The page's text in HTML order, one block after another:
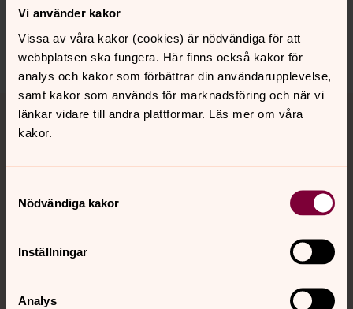
Vi använder kakor
Vissa av våra kakor (cookies) är nödvändiga för att
webbplatsen ska fungera. Här finns också kakor för
analys och kakor som förbättrar din användarupplevelse,
samt kakor som används för marknadsföring och när vi
länkar vidare till andra plattformar. Läs mer om våra
kakor.
Nödvändiga kakor
Inställningar
Analys
norrkoping@svenskakyrkan.se
Dela
Tillbaka till toppen
Tillbaka till innehållet
Hitta snabbt